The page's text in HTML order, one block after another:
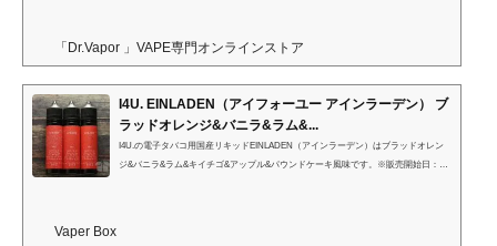
ない仕上がりとなっております。【薫香-くんこう-】VGPG 60:40◆梅・タバコ・ベ
「Dr.Vapor 」VAPE専門オンラインストア
I4U. EINLADEN（アイフォーユー アインラーデン） ブ
ラッドオレンジ&バニラ&ラム&...
I4U.の電子タバコ用国産リキッドEINLADEN（アインラーデン）はブラッドオレン
ジ&バニラ&ラム&キイチゴ&アップル&パウンドケーキ風味です。※販売開始日：7
Vaper Box